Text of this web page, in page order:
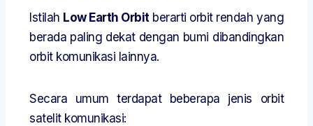
Istilah Low Earth Orbit berarti orbit rendah yang
berada paling dekat dengan bumi dibandingkan
orbit komunikasi lainnya.
Secara umum terdapat beberapa jenis orbit
satelit komunikasi: